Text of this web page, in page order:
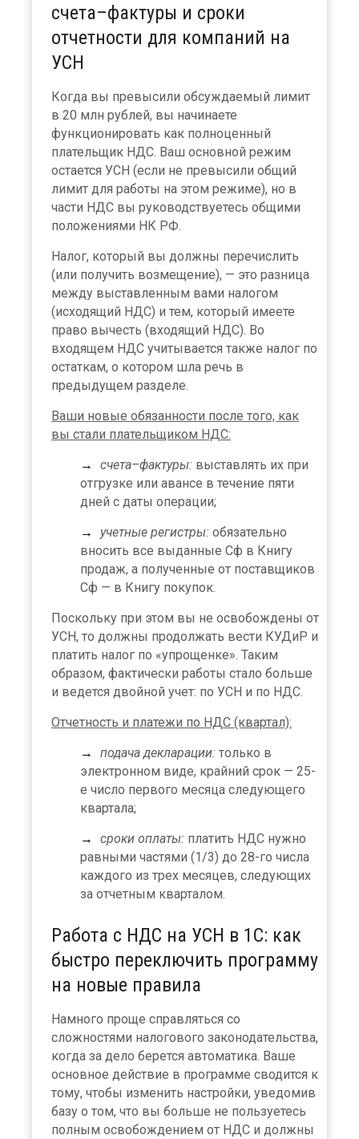
счета–фактуры и сроки
отчетности для компаний на
УСН
Когда вы превысили обсуждаемый лимит
в 20 млн рублей, вы начинаете
функционировать как полноценный
плательщик НДС. Ваш основной режим
остается УСН (если не превысили общий
лимит для работы на этом режиме), но в
части НДС вы руководствуетесь общими
положениями НК РФ.
Налог, который вы должны перечислить
(или получить возмещение), — это разница
между выставленным вами налогом
(исходящий НДС) и тем, который имеете
право вычесть (входящий НДС). Во
входящем НДС учитывается также налог по
остаткам, о котором шла речь в
предыдущем разделе.
Ваши новые обязанности после того, как
вы стали плательщиком НДС:
счета–фактуры: выставлять их при
отгрузке или авансе в течение пяти
дней с даты операции;
учетные регистры: обязательно
вносить все выданные Сф в Книгу
продаж, а полученные от поставщиков
Сф — в Книгу покупок.
Поскольку при этом вы не освобождены от
УСН, то должны продолжать вести КУДиР и
платить налог по «упрощенке». Таким
образом, фактически работы стало больше
и ведется двойной учет: по УСН и по НДС.
Отчетность и платежи по НДС (квартал):
подача декларации: только в
электронном виде, крайний срок — 25-
е число первого месяца следующего
квартала;
сроки оплаты: платить НДС нужно
равными частями (1/3) до 28-го числа
каждого из трех месяцев, следующих
за отчетным кварталом.
Работа с НДС на УСН в 1С: как
быстро переключить программу
на новые правила
Намного проще справляться со
сложностями налогового законодательства,
когда за дело берется автоматика. Ваше
основное действие в программе сводится к
тому, чтобы изменить настройки, уведомив
базу о том, что вы больше не пользуетесь
полным освобождением от НДС и должны